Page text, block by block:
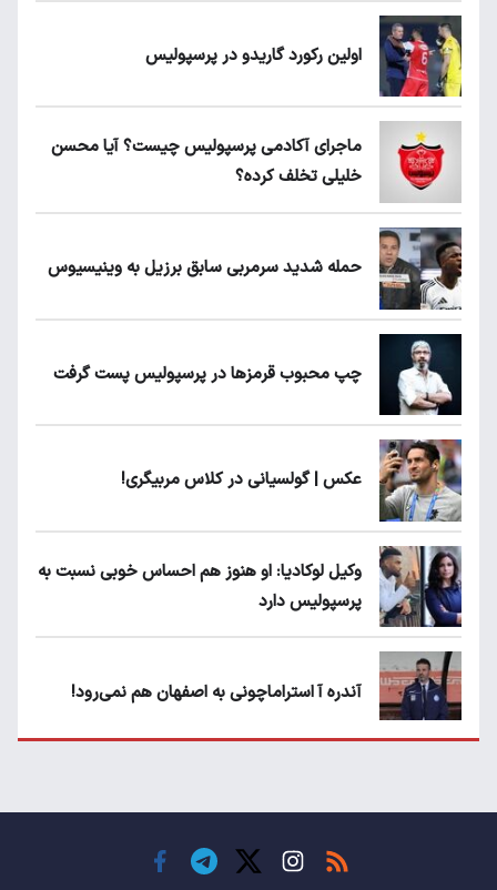
اولین رکورد گاریدو در پرسپولیس
ماجرای آکادمی پرسپولیس چیست؟ آیا محسن
خلیلی تخلف کرده؟
حمله شدید سرمربی سابق برزیل به وینیسیوس
چپ محبوب قرمزها در پرسپولیس پست گرفت
عکس | گولسیانی در کلاس مربیگری!
وکیل لوکادیا: او هنوز هم احساس خوبی نسبت به
پرسپولیس دارد
آندره آ استراماچونی به اصفهان هم نمی‌رود!
حسن روی هوا!